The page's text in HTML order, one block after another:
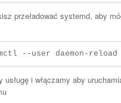
przeładować systemd, aby
--user daemon-reload
usługę i włączamy aby